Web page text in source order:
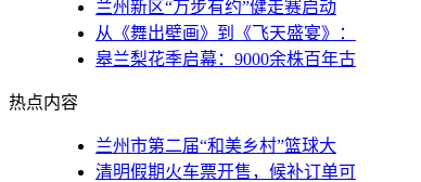
兰州新区“万步有约”健走赛启动
从《舞出壁画》到《飞天盛宴》：
皋兰梨花季启幕：9000余株百年古
热点内容
兰州市第二届“和美乡村”篮球大
清明假期火车票开售，候补订单可